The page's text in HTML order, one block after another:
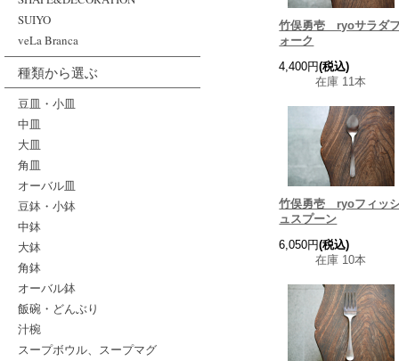
SUIYO
veLa Branca
種類から選ぶ
豆皿・小皿
中皿
大皿
角皿
オーバル皿
豆鉢・小鉢
中鉢
大鉢
角鉢
オーバル鉢
飯碗・どんぶり
汁椀
スープボウル、スープマグ
竹俣勇壱 ryoサラダ
ォーク
4,400円(税込)
在庫 11本
竹俣勇壱 ryoフィッ
ュスプーン
6,050円(税込)
在庫 10本